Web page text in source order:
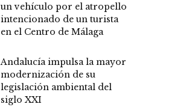
un vehículo por el atropello
intencionado de un turista
en el Centro de Málaga
Andalucía impulsa la mayor
modernización de su
legislación ambiental del
siglo XXI